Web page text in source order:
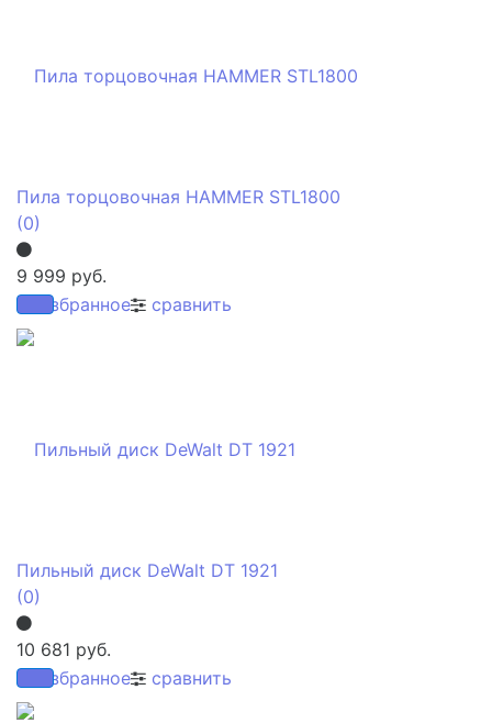
избранное сравнить
Пила торцовочная HAMMER STL1800
(0)
9 999 руб.
избранное сравнить
Пильный диск DeWalt DT 1921
(0)
10 681 руб.